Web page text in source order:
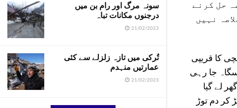
سونہ مرگ اور رام بن میں
درجنوں مکانات تباہ
21/02/2023
تُرکی میں تازہ زلزلے سے کئی
عمارتیں منہدم
21/02/2023
حل کرنے
نہیں
کا قریپی
جا رہی
لے گیا
کر دم توڑ